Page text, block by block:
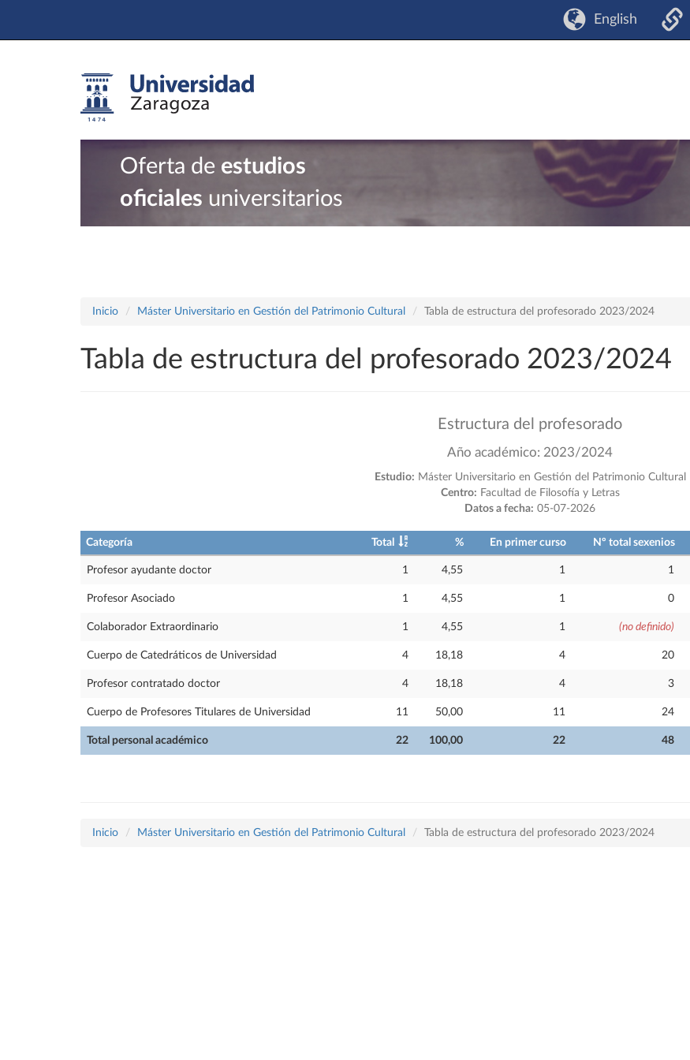
English
Oferta de estudios
oficiales universitarios
Inicio Máster Universitario en Gestión del Patrimonio Cultural Tabla de estructura del profesorado 2023/2024
Tabla de estructura del profesorado 2023/2024
Estructura del profesorado
Año académico: 2023/2024
Estudio: Máster Universitario en Gestión del Patrimonio Cultural
Centro: Facultad de Filosofía y Letras
Datos a fecha: 05-07-2026
Categoría Total % En primer curso Nº total sexenios
Total personal académico 22 100,00 22 48
Profesor ayudante doctor 1 4,55 1 1
Profesor Asociado 1 4,55 1 0
Colaborador Extraordinario 1 4,55 1 (no definido)
Cuerpo de Catedráticos de Universidad 4 18,18 4 20
Profesor contratado doctor 4 18,18 4 3
Cuerpo de Profesores Titulares de Universidad 11 50,00 11 24
Inicio Máster Universitario en Gestión del Patrimonio Cultural Tabla de estructura del profesorado 2023/2024